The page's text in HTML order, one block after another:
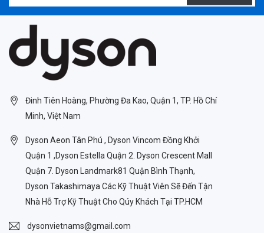
Đinh Tiên Hoàng, Phường Đa Kao, Quận 1, TP. Hồ Chí
Minh, Việt Nam
Dyson Aeon Tân Phú , Dyson Vincom Đồng Khởi
Quận 1 ,Dyson Estella Quận 2. Dyson Crescent Mall
Quận 7. Dyson Landmark81 Quận Bình Thạnh,
Dyson Takashimaya Các Kỹ Thuật Viên Sẽ Đến Tận
Nhà Hỗ Trợ Kỹ Thuật Cho Qúy Khách Tại TP.HCM
dysonvietnams@gmail.com